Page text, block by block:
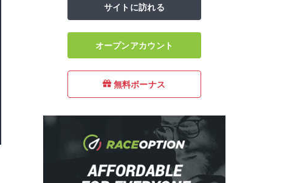
サイトに訪れる
オープンアカウント
無料ボーナス